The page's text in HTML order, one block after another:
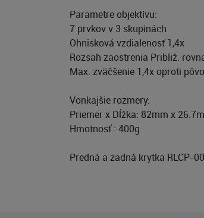
Parametre objektívu:
7 prvkov v 3 skupinách
Ohnisková vzdialenosť 1,4x
Rozsah zaostrenia Približ.
Max. zväčšenie 1,4x oproti
Vonkajšie rozmery:
Priemer x Dĺžka: 82mm x
Hmotnosť : 400g
Predná a zadná krytka RLCP-